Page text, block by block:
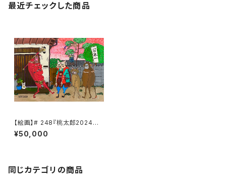
最近チェックした商品
【絵画】# 248『桃太郎2024版』
『原画』
¥50,000
同じカテゴリの商品